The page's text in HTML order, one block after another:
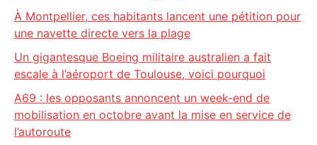
À Montpellier, ces habitants lancent une pétition pour
une navette directe vers la plage
Un gigantesque Boeing militaire australien a fait
escale à l’aéroport de Toulouse, voici pourquoi
A69 : les opposants annoncent un week-end de
mobilisation en octobre avant la mise en service de
l’autoroute